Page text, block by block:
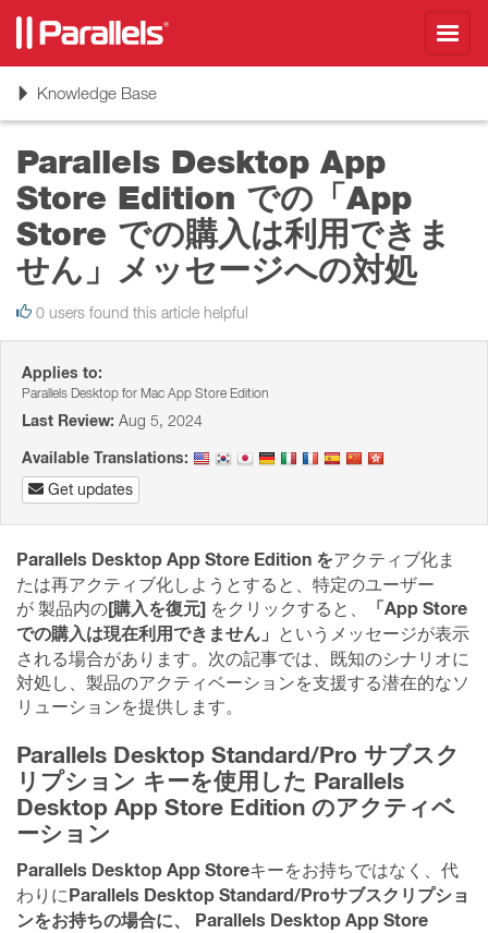
ToggleKnowledge Base
Parallels Desktop App
Store Edition での「App
Store での購入は利用できま
せん」メッセージへの対処
0 users found this article helpful
Applies to:
Parallels Desktop for Mac App Store Edition
Last Review: Aug 5, 2024
Available Translations:
Get updates
Parallels Desktop App Store Edition をアクティブ化ま
たは再アクティブ化しようとすると、特定のユーザー
が 製品内の[購入を復元] をクリックすると、
「App Store
での購入は現在利用できません」
というメッセージが表示
される場合があります。 次の記事では、既知のシナリオに
対処し、製品のアクティベーションを支援する潜在的なソ
リューションを提供します。
Parallels Desktop Standard/Pro サブスク
リプション キーを使用した Parallels
Desktop App Store Edition のアクティベ
ーション
Parallels Desktop App Storeキーをお持ちではなく
、代
わりにParallels Desktop Standard/Proサブスクリプショ
ンをお持ちの場合に、 Parallels Desktop App Store